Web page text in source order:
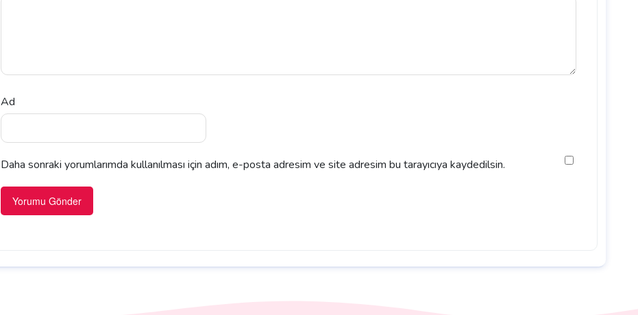
Ad
Daha sonraki yorumlarımda kullanılması için adım, e-posta adresim ve site adresim bu tarayıcıya kaydedilsin.